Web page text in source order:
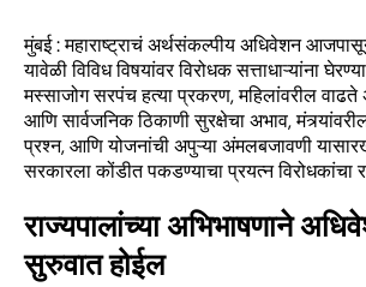
मुंबई : महाराष्ट्राचं अर्थसंकल्पीय अधिवेशन
यावेळी विविध विषयांवर विरोधक सत्ताधाऱ्यांना
मस्साजोग सरपंच हत्या प्रकरण, महिलांवरील वाढते
आणि सार्वजनिक ठिकाणी सुरक्षेचा अभाव,
प्रश्न, आणि योजनांची अपुऱ्या अंमलबजावणी
सरकारला कोंडीत पकडण्याचा प्रयत्न विरोधकांचा
राज्यपालांच्या अभिभाषणाने
सुरुवात होईल